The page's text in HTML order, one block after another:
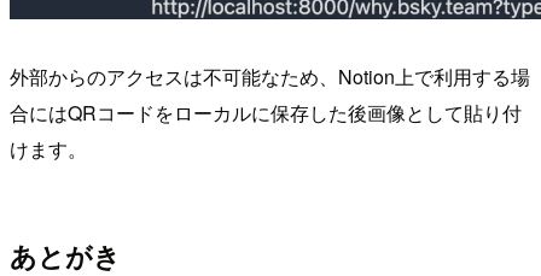
外部からのアクセスは不可能なため、Notion上で利用する場
合にはQRコードをローカルに保存した後画像として貼り付
けます。
あとがき